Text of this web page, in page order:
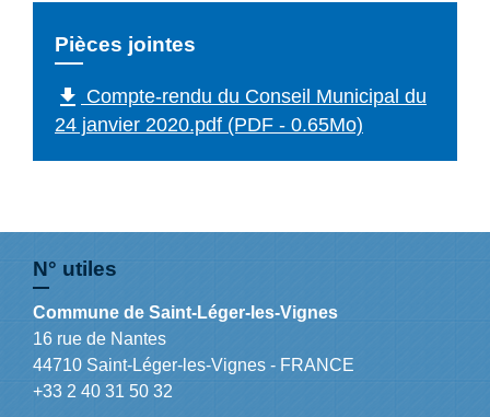
Pièces jointes
file_download Compte-rendu du Conseil Municipal du
24 janvier 2020.pdf (PDF - 0.65Mo)
N° utiles
Commune de Saint-Léger-les-Vignes
16 rue de Nantes
44710 Saint-Léger-les-Vignes - FRANCE
+33 2 40 31 50 32